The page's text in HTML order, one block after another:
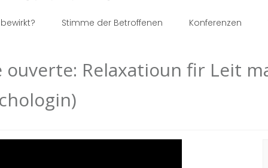
Stimme der Betroffenen Konferenzen
ouverte: Relaxatioun fir Leit